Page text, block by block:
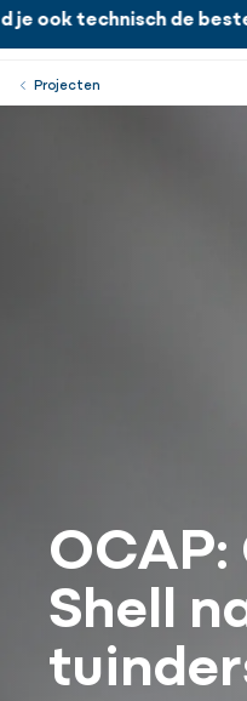
Hanab. Word je ook
ook technisch de
Projecten
Shell